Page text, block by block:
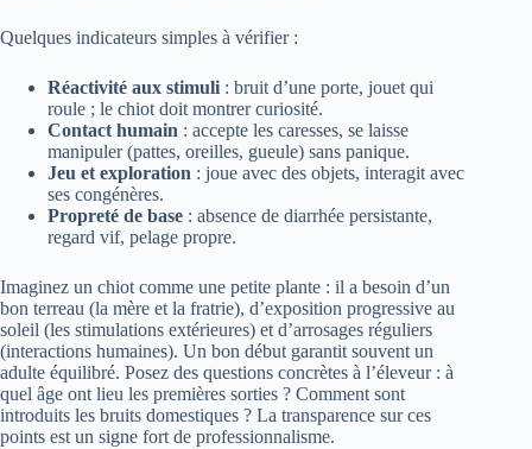
Quelques indicateurs simples à vérifier :
Réactivité aux stimuli : bruit d’une porte, jouet qui
roule ; le chiot doit montrer curiosité.
Contact humain : accepte les caresses, se laisse
manipuler (pattes, oreilles, gueule) sans panique.
Jeu et exploration : joue avec des objets, interagit avec
ses congénères.
Propreté de base : absence de diarrhée persistante,
regard vif, pelage propre.
Imaginez un chiot comme une petite plante : il a besoin d’un
bon terreau (la mère et la fratrie), d’exposition progressive au
soleil (les stimulations extérieures) et d’arrosages réguliers
(interactions humaines). Un bon début garantit souvent un
adulte équilibré. Posez des questions concrètes à l’éleveur : à
quel âge ont lieu les premières sorties ? Comment sont
introduits les bruits domestiques ? La transparence sur ces
points est un signe fort de professionnalisme.